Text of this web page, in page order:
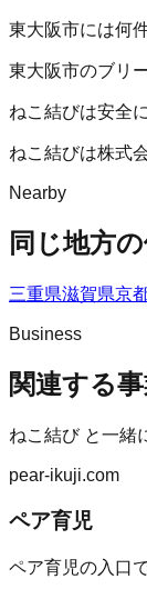
東大阪市には何
東大阪市のブリ
ねこ結びは安全
ねこ結びは株式
Nearby
同じ地方
三重県滋賀県京
Business
関連する
ねこ結びと一緒
pear-ikuji.com
ペア育児
ペア育児の入口